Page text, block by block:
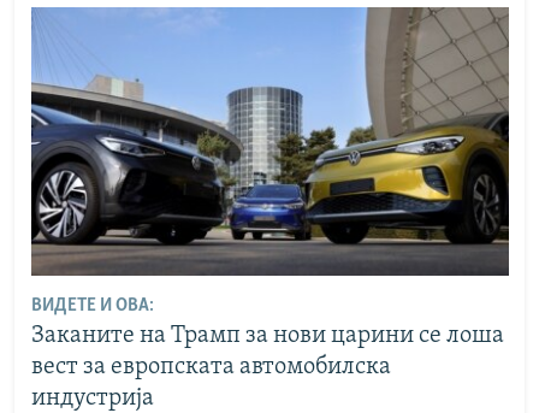
ВИДЕТЕ И ОВА:
Заканите на Трамп за нови царини се лоша
вест за европската автомобилска
индустрија